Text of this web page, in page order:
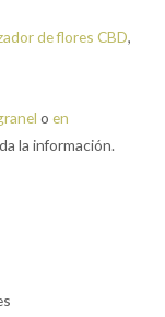
de flores CBD,
oen
la información.